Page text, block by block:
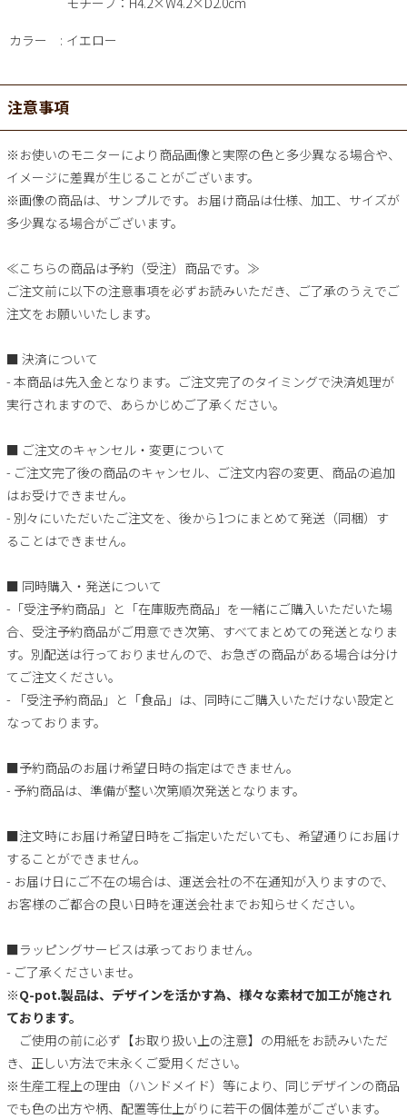
カラー イエロー
注意事項
※お使いのモニターにより商品画像と実際の色と多少異なる場合や、
イメージに差異が生じることがございます。
※画像の商品は、サンプルです。お届け商品は仕様、加工、サイズが
多少異なる場合がございます。
≪こちらの商品は予約（受注）商品です。≫
ご注文前に以下の注意事項を必ずお読みいただき、ご了承のうえでご
注文をお願いいたします。
■ 決済について
- 本商品は先入金となります。ご注文完了のタイミングで決済処理が
実行されますので、あらかじめご了承ください。
■ ご注文のキャンセル・変更について
- ご注文完了後の商品のキャンセル、ご注文内容の変更、商品の追加
はお受けできません。
- 別々にいただいたご注文を、後から1つにまとめて発送（同梱）す
ることはできません。
■ 同時購入・発送について
-「受注予約商品」と「在庫販売商品」を一緒にご購入いただいた場
合、受注予約商品がご用意でき次第、すべてまとめての発送となりま
す。別配送は行っておりませんので、お急ぎの商品がある場合は分け
てご注文ください。
- 「受注予約商品」と「食品」は、同時にご購入いただけない設定と
なっております。
■予約商品のお届け希望日時の指定はできません。
- 予約商品は、準備が整い次第順次発送となります。
■注文時にお届け希望日時をご指定いただいても、希望通りにお届け
することができません。
- お届け日にご不在の場合は、運送会社の不在通知が入りますので、
お客様のご都合の良い日時を運送会社までお知らせください。
■ラッピングサービスは承っておりません。
- ご了承くださいませ。
※Q-pot.製品は、デザインを活かす為、様々な素材で加工が施され
ております。
ご使用の前に必ず【お取り扱い上の注意】の用紙をお読みいただ
き、正しい方法で末永くご愛用ください。
※生産工程上の理由（ハンドメイド）等により、同じデザインの商品
でも色の出方や柄、配置等仕上がりに若干の個体差がございます。